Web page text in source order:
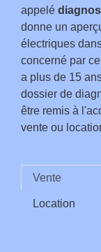
appelé
donne un
électriques
concerné par
a plus de 15
dossier de
être remis à
vente ou
Vente
Location